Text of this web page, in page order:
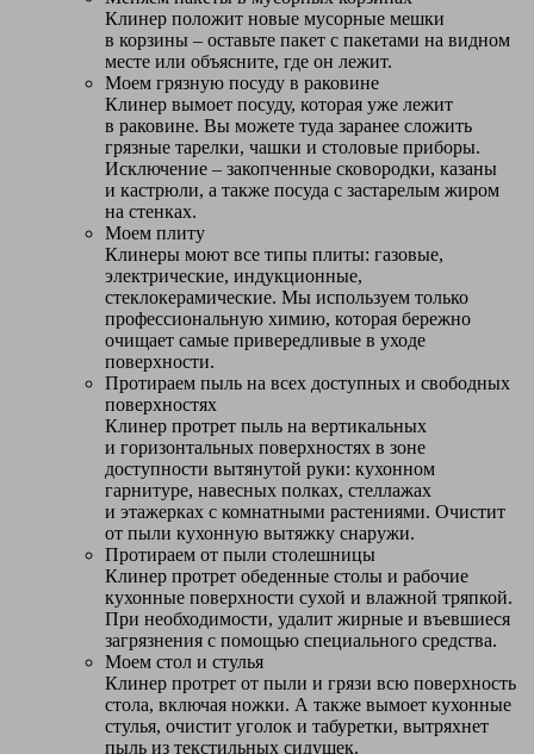
Клинер положит новые мусорные мешки
в корзины – оставьте пакет с пакетами на видном
месте или объясните, где он лежит.
Моем грязную посуду в раковине
Клинер вымоет посуду, которая уже лежит
в раковине. Вы можете туда заранее сложить
грязные тарелки, чашки и столовые приборы.
Исключение – закопченные сковородки, казаны
и кастрюли, а также посуда с застарелым жиром
на стенках.
Моем плиту
Клинеры моют все типы плиты: газовые,
электрические, индукционные,
стеклокерамические. Мы используем только
профессиональную химию, которая бережно
очищает самые привередливые в уходе
поверхности.
Протираем пыль на всех доступных и свободных
поверхностях
Клинер протрет пыль на вертикальных
и горизонтальных поверхностях в зоне
доступности вытянутой руки: кухонном
гарнитуре, навесных полках, стеллажах
и этажерках с комнатными растениями. Очистит
от пыли кухонную вытяжку снаружи.
Протираем от пыли столешницы
Клинер протрет обеденные столы и рабочие
кухонные поверхности сухой и влажной тряпкой.
При необходимости, удалит жирные и въевшиеся
загрязнения с помощью специального средства.
Моем стол и стулья
Клинер протрет от пыли и грязи всю поверхность
стола, включая ножки. А также вымоет кухонные
стулья, очистит уголок и табуретки, вытряхнет
пыль из текстильных сидушек.